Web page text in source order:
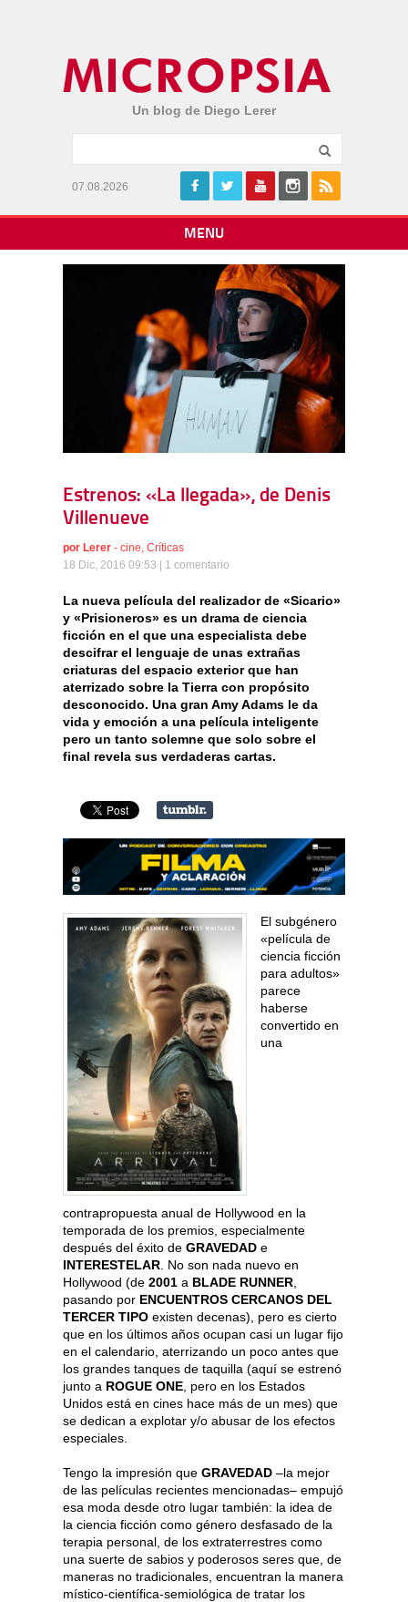
Un blog de Diego Lerer
07.08.2026
MENU
Estrenos: «La llegada», de Denis
Villenueve
por Lerer - cine Críticas
18 Dic, 2016 09:53 | 1 comentario
La nueva película del realizador de «Sicario»
y «Prisioneros» es un drama de ciencia
ficción en el que una especialista debe
descifrar el lenguaje de unas extrañas
criaturas del espacio exterior que han
aterrizado sobre la Tierra con propósito
desconocido. Una gran Amy Adams le da
vida y emoción a una película inteligente
pero un tanto solemne que solo sobre el
final revela sus verdaderas cartas.
El subgénero
«película de
ciencia ficción
para adultos»
parece
haberse
convertido en
una
contrapropuesta anual de Hollywood en la
temporada de los premios, especialmente
después del éxito de GRAVEDAD e
INTERESTELAR . No son nada nuevo en
Hollywood (de 2001 a BLADE RUNNER
pasando por ENCUENTROS CERCANOS DEL
TERCER TIPO existen decenas), pero es cierto
que en los últimos años ocupan casi un lugar fijo
en el calendario, aterrizando un poco antes que
los grandes tanques de taquilla (aquí se estrenó
junto a ROGUE ONE , pero en los Estados
Unidos está en cines hace más de un mes) que
se dedican a explotar y/o abusar de los efectos
especiales.
Tengo la impresión que GRAVEDAD –la mejor
de las películas recientes mencionadas– empujó
esa moda desde otro lugar también: la idea de
la ciencia ficción como género desfasado de la
terapia personal, de los extraterrestres como
una suerte de sabios y poderosos seres que, de
maneras no tradicionales, encuentran la manera
místico-científica-semiológica de tratar los